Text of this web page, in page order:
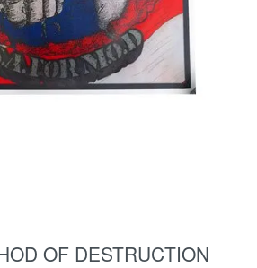
OF DESTRUCTION